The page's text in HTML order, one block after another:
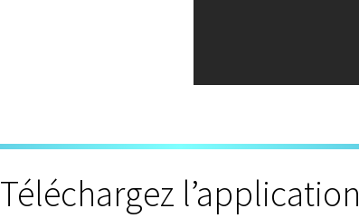
Téléchargez l’application